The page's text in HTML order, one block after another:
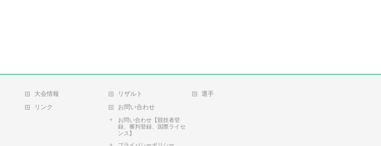
大会情報 リザルト
選手
リンク お問い合わせ
お問い合わせ【競技者登
録、審判登録、国際ライセ
ンス】